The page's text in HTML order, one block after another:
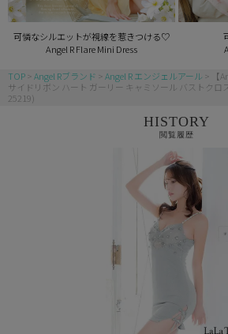
可憐なシルエットが視線を惹きつける♡
Angel R Flare Mini Dress
TOP Angel Rブランド Angel R エンジェルアール
【
サイドリボン ハート ガーリー キャミソール バストクロ
25219)
HISTORY
閲覧履歴